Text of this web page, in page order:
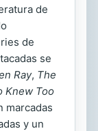
de
de
se
Ray, The
Knew Too
marcadas
y un